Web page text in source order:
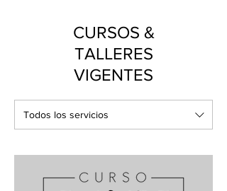
CURSOS &
TALLERES
VIGENTES
Todos los servicios